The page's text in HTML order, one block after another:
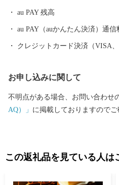
au PAY 残高
au PAY（auかんたん決済）通信
クレジットカード決済（VISA、
お申し込みに関して
不明点がある場合、お問い合わせ
AQ）」 に掲載しておりますのでご
この返礼品を見ている人は